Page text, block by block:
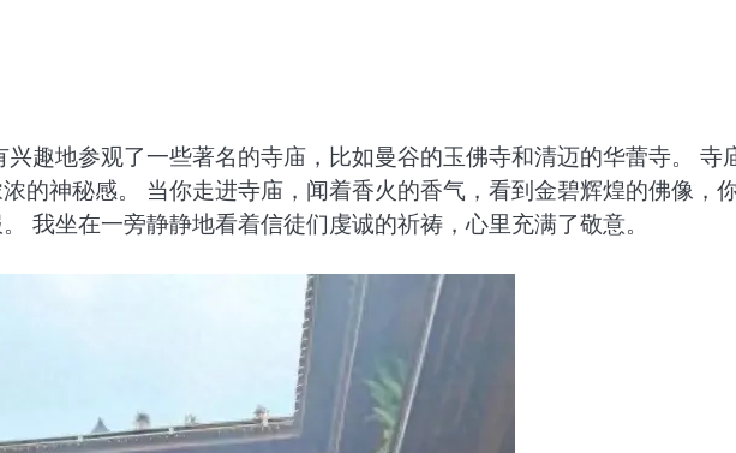
趣地参观了一些著名的寺庙，比如曼谷的玉佛寺和清迈的华蕾寺。 寺
的神秘感。 当你走进寺庙，闻着香火的香气，看到金碧辉煌的佛像，
我坐在一旁静静地看着信徒们虔诚的祈祷，心里充满了敬意。